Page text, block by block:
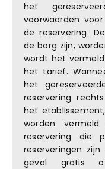
het
voorwaarden
de reservering.
de borg zijn,
wordt het
het tarief.
het
reservering
het
worden
reservering die
reserveringen
geval gratis